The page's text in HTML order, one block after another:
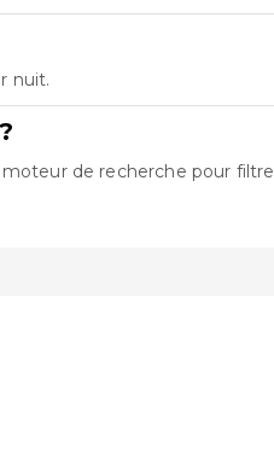
nuit.
de recherche pour